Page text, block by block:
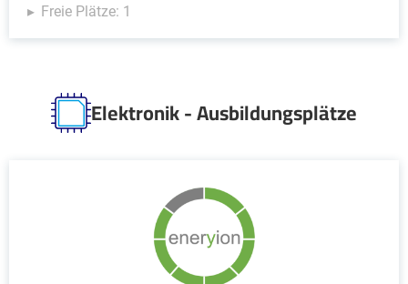
Freie Plätze: 1
Elektronik - Ausbildungsplätze